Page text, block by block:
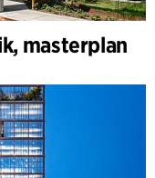
masterplan